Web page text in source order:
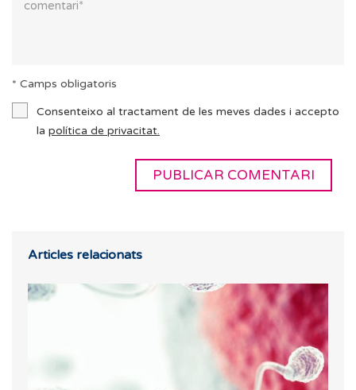
* Camps obligatoris
Consenteixo al tractament de les meves dades i accepto
la política de privacitat.
Articles relacionats